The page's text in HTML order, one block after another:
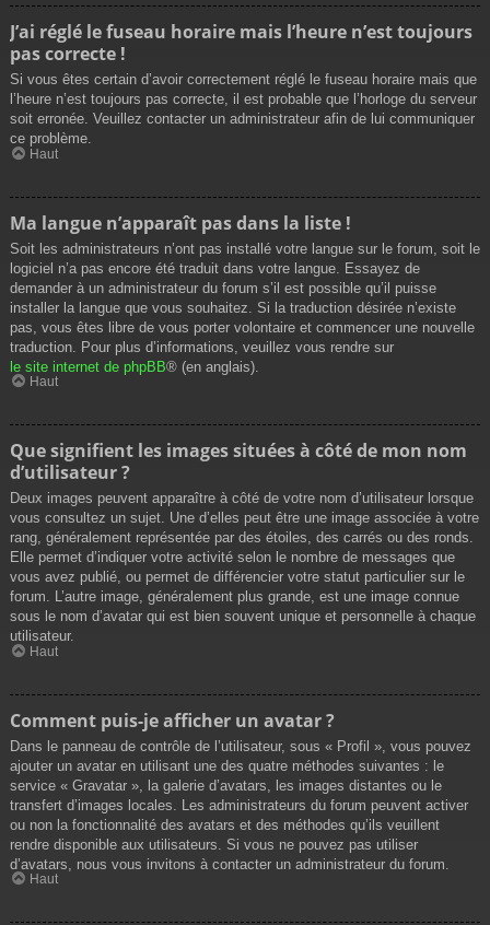
J’ai réglé le fuseau horaire mais l’heure n’est toujours
pas correcte !
Si vous êtes certain d’avoir correctement réglé le fuseau horaire mais que
l’heure n’est toujours pas correcte, il est probable que l’horloge du serveur
soit erronée. Veuillez contacter un administrateur afin de lui communiquer
ce problème.
Haut
Ma langue n’apparaît pas dans la liste !
Soit les administrateurs n’ont pas installé votre langue sur le forum, soit le
logiciel n’a pas encore été traduit dans votre langue. Essayez de
demander à un administrateur du forum s’il est possible qu’il puisse
installer la langue que vous souhaitez. Si la traduction désirée n’existe
pas, vous êtes libre de vous porter volontaire et commencer une nouvelle
traduction. Pour plus d’informations, veuillez vous rendre sur
le site internet de phpBB® (en anglais).
Haut
Que signifient les images situées à côté de mon nom
d’utilisateur ?
Deux images peuvent apparaître à côté de votre nom d’utilisateur lorsque
vous consultez un sujet. Une d’elles peut être une image associée à votre
rang, généralement représentée par des étoiles, des carrés ou des ronds.
Elle permet d’indiquer votre activité selon le nombre de messages que
vous avez publié, ou permet de différencier votre statut particulier sur le
forum. L’autre image, généralement plus grande, est une image connue
sous le nom d’avatar qui est bien souvent unique et personnelle à chaque
utilisateur.
Haut
Comment puis-je afficher un avatar ?
Dans le panneau de contrôle de l’utilisateur, sous « Profil », vous pouvez
ajouter un avatar en utilisant une des quatre méthodes suivantes : le
service « Gravatar », la galerie d’avatars, les images distantes ou le
transfert d’images locales. Les administrateurs du forum peuvent activer
ou non la fonctionnalité des avatars et des méthodes qu’ils veuillent
rendre disponible aux utilisateurs. Si vous ne pouvez pas utiliser
d’avatars, nous vous invitons à contacter un administrateur du forum.
Haut